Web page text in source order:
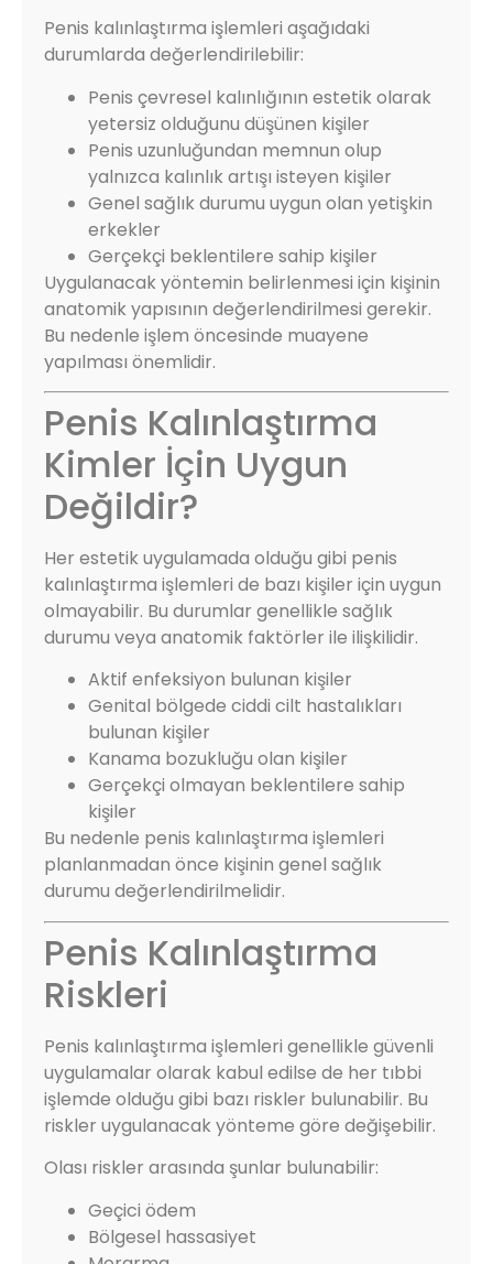
Penis kalınlaştırma işlemleri aşağıdaki
durumlarda değerlendirilebilir:
Penis çevresel kalınlığının estetik olarak
yetersiz olduğunu düşünen kişiler
Penis uzunluğundan memnun olup
yalnızca kalınlık artışı isteyen kişiler
Genel sağlık durumu uygun olan yetişkin
erkekler
Gerçekçi beklentilere sahip kişiler
Uygulanacak yöntemin belirlenmesi için kişinin
anatomik yapısının değerlendirilmesi gerekir.
Bu nedenle işlem öncesinde muayene
yapılması önemlidir.
Penis Kalınlaştırma
Kimler İçin Uygun
Değildir?
Her estetik uygulamada olduğu gibi penis
kalınlaştırma işlemleri de bazı kişiler için uygun
olmayabilir. Bu durumlar genellikle sağlık
durumu veya anatomik faktörler ile ilişkilidir.
Aktif enfeksiyon bulunan kişiler
Genital bölgede ciddi cilt hastalıkları
bulunan kişiler
Kanama bozukluğu olan kişiler
Gerçekçi olmayan beklentilere sahip
kişiler
Bu nedenle penis kalınlaştırma işlemleri
planlanmadan önce kişinin genel sağlık
durumu değerlendirilmelidir.
Penis Kalınlaştırma
Riskleri
Penis kalınlaştırma işlemleri genellikle güvenli
uygulamalar olarak kabul edilse de her tıbbi
işlemde olduğu gibi bazı riskler bulunabilir. Bu
riskler uygulanacak yönteme göre değişebilir.
Olası riskler arasında şunlar bulunabilir:
Geçici ödem
Bölgesel hassasiyet